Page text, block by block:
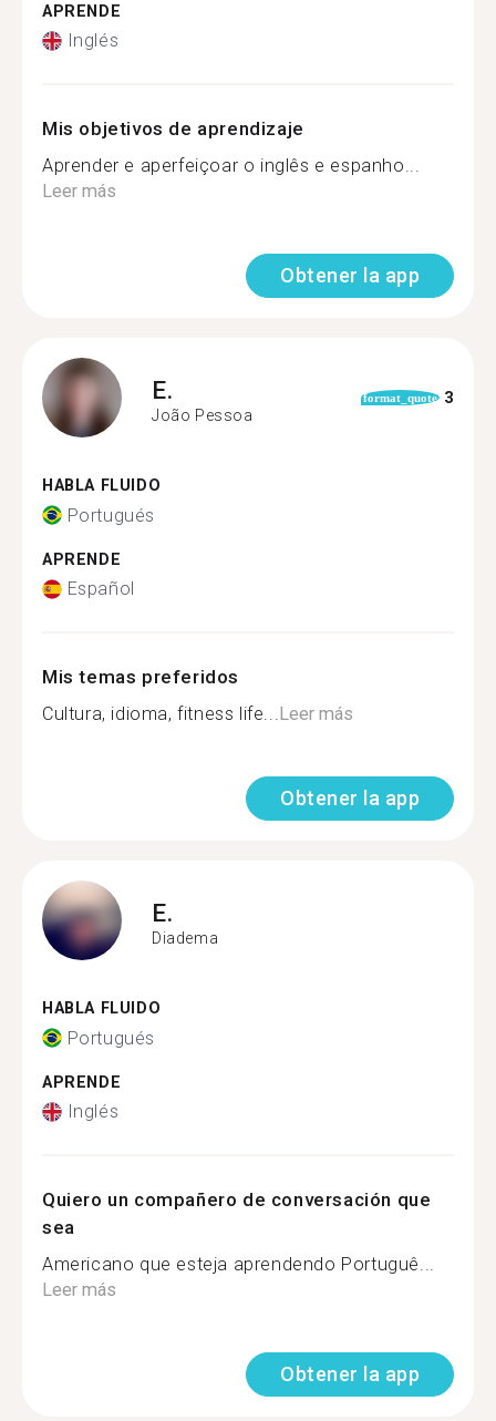
APRENDE
Inglés
Mis objetivos de aprendizaje
Aprender e aperfeiçoar o inglês e espanho...
Leer más
Obtener la app
E.
João Pessoa
format_quote 3
HABLA FLUIDO
Portugués
APRENDE
Español
Mis temas preferidos
Cultura, idioma, fitness life...Leer más
Obtener la app
E.
Diadema
HABLA FLUIDO
Portugués
APRENDE
Inglés
Quiero un compañero de conversación que
sea
Americano que esteja aprendendo Portuguê...
Leer más
Obtener la app